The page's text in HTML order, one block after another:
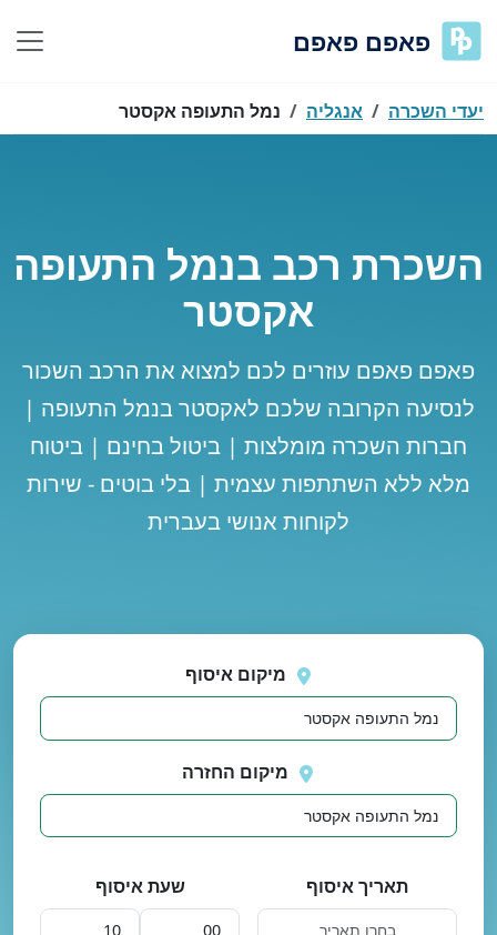
פאפם פאפם
יעדי השכרה אנגליה נמל התעופה אקסטר
השכרת רכב בנמל התעופה
אקסטר
פאפם פאפם עוזרים לכם למצוא את הרכב השכור
לנסיעה הקרובה שלכם לאקסטר בנמל התעופה |
חברות השכרה מומלצות | ביטול בחינם | ביטוח
מלא ללא השתתפות עצמית | בלי בוטים - שירות
לקוחות אנושי בעברית
שוב
מיקום איסוף
מיקום החזרה
תאריך איסוף שעת איסוף